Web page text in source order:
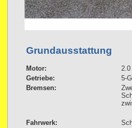
Grundausstattung
Motor:
2.0
Getriebe:
5-
Bremsen:
Fahrwerk: